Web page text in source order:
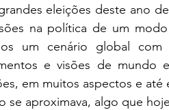
eleições deste ano
na política de um
um cenário global
e visões de mundo
em muitos aspectos e
se aproximava, algo que